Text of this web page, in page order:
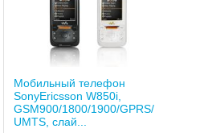
Мобильный телефон
SonyEricsson W850i,
GSM900/1800/1900/GPRS/
UMTS, слай...